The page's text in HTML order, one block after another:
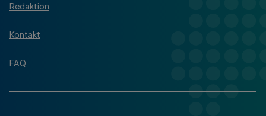
Redaktion
Kontakt
FAQ